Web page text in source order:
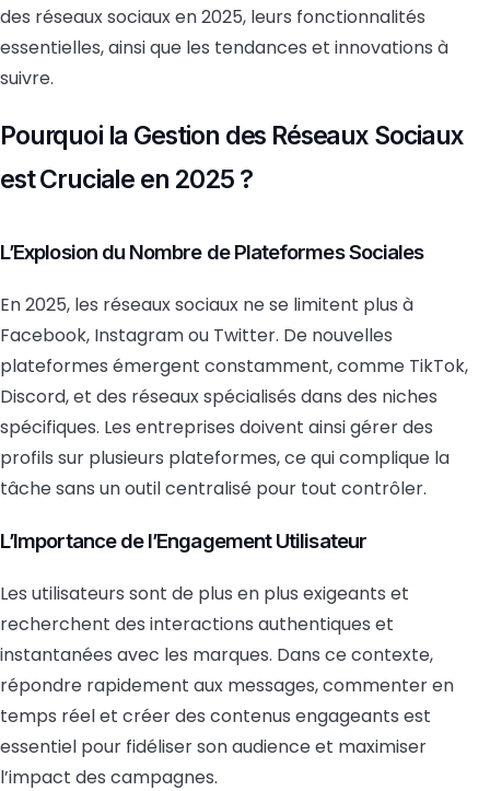
des réseaux sociaux en 2025, leurs fonctionnalités
essentielles, ainsi que les tendances et innovations à
suivre.
Pourquoi la Gestion des Réseaux Sociaux
est Cruciale en 2025 ?
L’Explosion du Nombre de Plateformes Sociales
En 2025, les réseaux sociaux ne se limitent plus à
Facebook, Instagram ou Twitter. De nouvelles
plateformes émergent constamment, comme TikTok,
Discord, et des réseaux spécialisés dans des niches
spécifiques. Les entreprises doivent ainsi gérer des
profils sur plusieurs plateformes, ce qui complique la
tâche sans un outil centralisé pour tout contrôler.
L’Importance de l’Engagement Utilisateur
Les utilisateurs sont de plus en plus exigeants et
recherchent des interactions authentiques et
instantanées avec les marques. Dans ce contexte,
répondre rapidement aux messages, commenter en
temps réel et créer des contenus engageants est
essentiel pour fidéliser son audience et maximiser
l’impact des campagnes.